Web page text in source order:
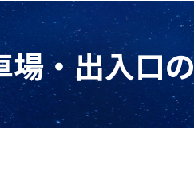
場・出入口